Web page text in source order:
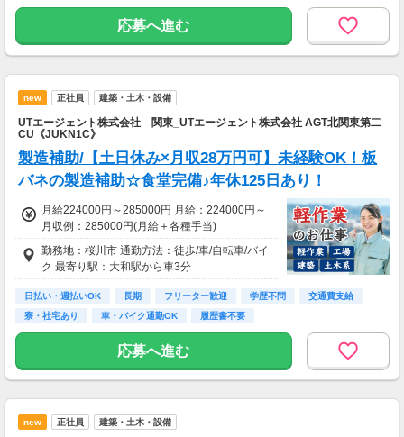
応募へ進む
new 正社員 建築・土木・設備
UTエージェント株式会社 関東_UTエージェント株式会社 AGT北関東第二
CU《JUKN1C》
製造補助/【土日休み×月収28万円可】未経験OK！板
バネの製造補助☆食堂完備♪年休125日あり！
月給224000円～285000円 月給：224000円～
月収例：285000円(月給＋各種手当)
勤務地：桜川市 通勤方法：徒歩/車/自転車/バイ
ク 最寄り駅：大和駅から車3分
日払い・週払いOK 長期 フリーター歓迎 学歴不問
交通費支給
寮・社宅あり
車・バイク通勤OK 履歴書不要
応募へ進む
new 正社員 建築・土木・設備